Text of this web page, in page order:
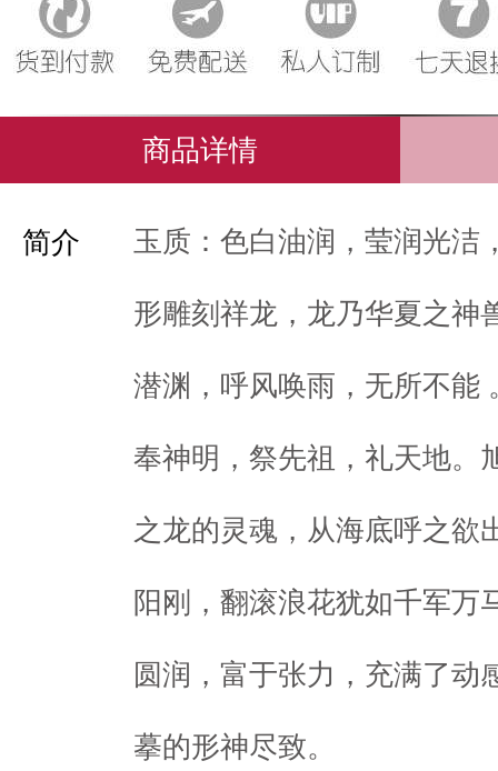
商品详情
简介 玉质：色白油润，莹润光洁
形雕刻祥龙，龙乃华夏之神
潜渊，呼风唤雨，无所不能
奉神明，祭先祖，礼天地。
之龙的灵魂，从海底呼之欲
阳刚，翻滚浪花犹如千军万
圆润，富于张力，充满了动
摹的形神尽致。